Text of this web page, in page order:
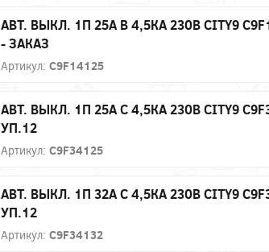
АВТ. ВЫКЛ. 1П 25А B 4,5КА 230В CITY9
- ЗАКАЗ
Артикул: C9F14125
АВТ. ВЫКЛ. 1П 25А С 4,5КА 230В CITY9
УП.12
Артикул: C9F34125
АВТ. ВЫКЛ. 1П 32А С 4,5КА 230В CITY9
УП.12
Артикул: C9F34132